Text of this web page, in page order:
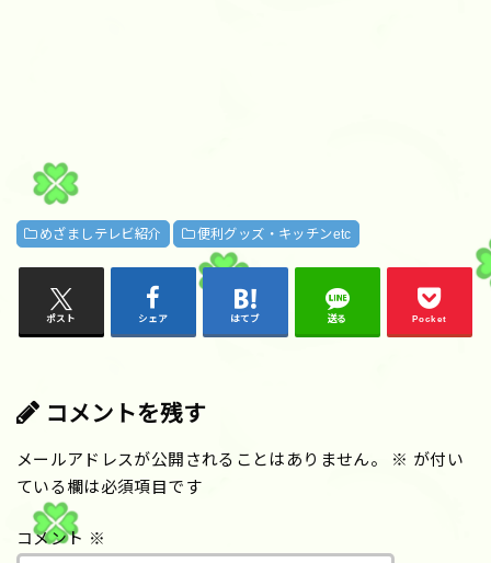
めざましテレビ紹介 便利グッズ・キッチンetc
ポスト シェア はてブ 送る Pocket
コメントを残す
メールアドレスが公開されることはありません。 ※ が付い
ている欄は必須項目です
コメント ※